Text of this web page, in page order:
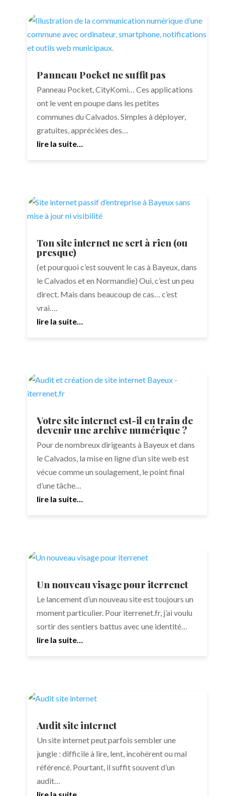
Panneau Pocket ne suffit pas
Panneau Pocket, CityKomi… Ces applications
ont le vent en poupe dans les petites
communes du Calvados. Simples à déployer,
gratuites, appréciées des…
lire la suite…
Ton site internet ne sert à rien (ou
presque)
(et pourquoi c’est souvent le cas à Bayeux, dans
le Calvados et en Normandie) Oui, c’est un peu
direct. Mais dans beaucoup de cas… c’est
vrai….
lire la suite…
Votre site internet est-il en train de
devenir une archive numérique ?
Pour de nombreux dirigeants à Bayeux et dans
le Calvados, la mise en ligne d’un site web est
vécue comme un soulagement, le point final
d’une tâche…
lire la suite…
Un nouveau visage pour iterrenet
Le lancement d’un nouveau site est toujours un
moment particulier. Pour iterrenet.fr, j’ai voulu
sortir des sentiers battus avec une identité…
lire la suite…
Audit site internet
Un site internet peut parfois sembler une
jungle : difficile à lire, lent, incohérent ou mal
référencé. Pourtant, il suffit souvent d’un
audit…